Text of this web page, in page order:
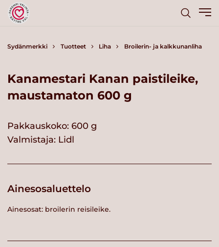
Sydänmerkki Tuotteet Liha Broilerin- ja kalkkunanliha
Kanamestari Kanan paistileike,
maustamaton 600 g
Pakkauskoko: 600 g
Valmistaja: Lidl
Ainesosaluettelo
Ainesosat: broilerin reisileike.